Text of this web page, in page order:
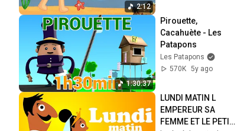
2:12
1:30:37
Pirouette,
Cacahuète - Les
Patapons
Les Patapons
570K 5y ago
LUNDI MATIN L
EMPEREUR SA
FEMME ET LE PETIT